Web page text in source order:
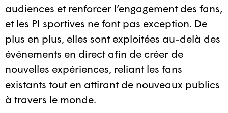
audiences et renforcer l’engagement des fans,
et les PI sportives ne font pas exception. De
plus en plus, elles sont exploitées au-delà des
événements en direct afin de créer de
nouvelles expériences, reliant les fans
existants tout en attirant de nouveaux publics
à travers le monde.